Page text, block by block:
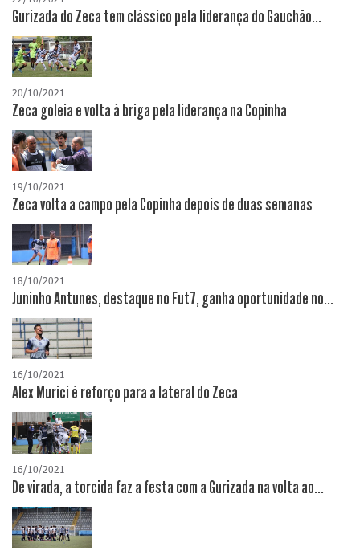
Gurizada do Zeca tem clássico pela liderança do Gauchão...
20/10/2021
Zeca goleia e volta à briga pela liderança na Copinha
19/10/2021
Zeca volta a campo pela Copinha depois de duas semanas
18/10/2021
Juninho Antunes, destaque no Fut7, ganha oportunidade no...
16/10/2021
Alex Murici é reforço para a lateral do Zeca
16/10/2021
De virada, a torcida faz a festa com a Gurizada na volta ao...